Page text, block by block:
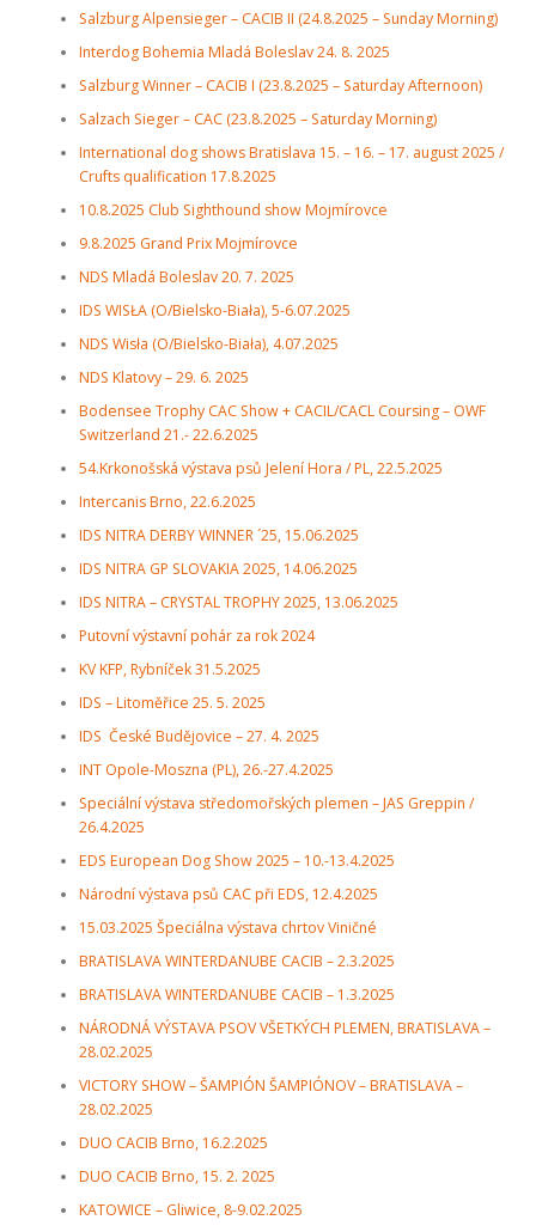
Salzburg Alpensieger – CACIB II (24.8.2025 – Sunday Morning)
Interdog Bohemia Mladá Boleslav 24. 8. 2025
Salzburg Winner – CACIB I (23.8.2025 – Saturday Afternoon)
Salzach Sieger – CAC (23.8.2025 – Saturday Morning)
International dog shows Bratislava 15. – 16. – 17. august 2025 /
Crufts qualification 17.8.2025
10.8.2025 Club Sighthound show Mojmírovce
9.8.2025 Grand Prix Mojmírovce
NDS Mladá Boleslav 20. 7. 2025
IDS WISŁA (O/Bielsko-Biała), 5-6.07.2025
NDS Wisła (O/Bielsko-Biała), 4.07.2025
NDS Klatovy – 29. 6. 2025
Bodensee Trophy CAC Show + CACIL/CACL Coursing – OWF
Switzerland 21.- 22.6.2025
54.Krkonošská výstava psů Jelení Hora / PL, 22.5.2025
Intercanis Brno, 22.6.2025
IDS NITRA DERBY WINNER ´25, 15.06.2025
IDS NITRA GP SLOVAKIA 2025, 14.06.2025
IDS NITRA – CRYSTAL TROPHY 2025, 13.06.2025
Putovní výstavní pohár za rok 2024
KV KFP, Rybníček 31.5.2025
IDS – Litoměřice 25. 5. 2025
IDS České Budějovice – 27. 4. 2025
INT Opole-Moszna (PL), 26.-27.4.2025
Speciální výstava středomořských plemen – JAS Greppin /
26.4.2025
EDS European Dog Show 2025 – 10.-13.4.2025
Národní výstava psů CAC při EDS, 12.4.2025
15.03.2025 Špeciálna výstava chrtov Viničné
BRATISLAVA WINTERDANUBE CACIB – 2.3.2025
BRATISLAVA WINTERDANUBE CACIB – 1.3.2025
NÁRODNÁ VÝSTAVA PSOV VŠETKÝCH PLEMEN, BRATISLAVA –
28.02.2025
VICTORY SHOW – ŠAMPIÓN ŠAMPIÓNOV – BRATISLAVA –
28.02.2025
DUO CACIB Brno, 16.2.2025
DUO CACIB Brno, 15. 2. 2025
KATOWICE – Gliwice, 8-9.02.2025